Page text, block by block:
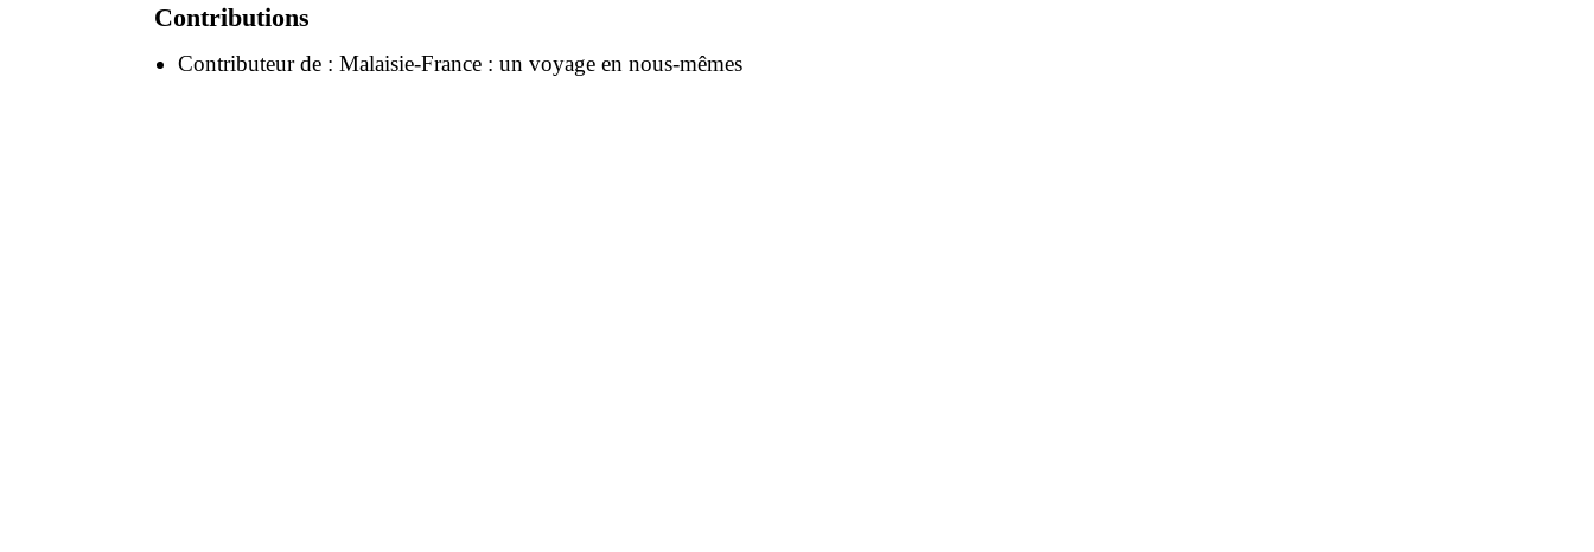
Contributions
Contributeur de : Malaisie-France : un voyage en nous-mêmes